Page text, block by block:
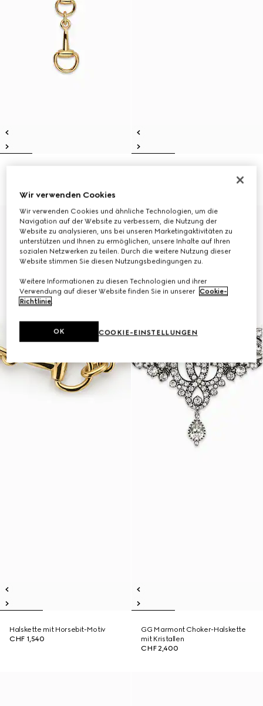
Halskette mit Horsebit-Motiv
CHF 1,540
GG Marmont Choker-Halskette
mit Kristallen
CHF 2,400
Wir verwenden Cookies
Wir verwenden Cookies und ähnliche Technologien, um die
Navigation auf der Website zu verbessern, die Nutzung der
Website zu analysieren, uns bei unseren Marketingaktivitäten zu
unterstützen und Ihnen zu ermöglichen, unsere Inhalte auf Ihren
sozialen Netzwerken zu teilen. Durch die weitere Nutzung dieser
Website stimmen Sie diesen Nutzungsbedingungen zu.
Weitere Informationen zu diesen Technologien und ihrer
Verwendung auf dieser Website finden Sie in unserer Cookie-
Richtlinie.
COOKIE-EINSTELLUNGEN
OK